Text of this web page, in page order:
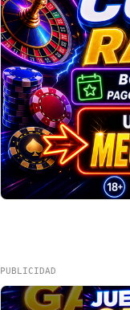
PUBLICIDAD